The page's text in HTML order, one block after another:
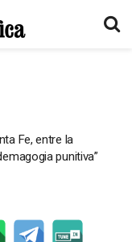
Fe, entre la
punitiva”